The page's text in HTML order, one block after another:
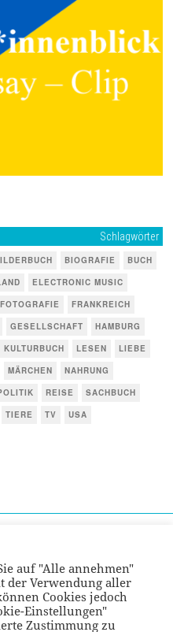
Schlagwörter
BIOGRAFIE
BUCH
ELECTRONIC MUSIC
FOTOGRAFIE
FRANKREICH
GESELLSCHAFT
HAMBURG
KULTURBUCH LESEN
LIEBE
MÄRCHEN
NAHRUNG
REISE
SACHBUCH
TIERE TV
USA
auf "Alle annehmen"
der Verwendung aller
Cookies jedoch
Einstellungen"
Zustimmung zu